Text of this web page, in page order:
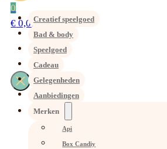
0
€ 0,00Creatief speelgoed
Bad & body
Speelgoed
Cadeau
Gelegenheden
Aanbiedingen
Merken
Api
Box Candiy